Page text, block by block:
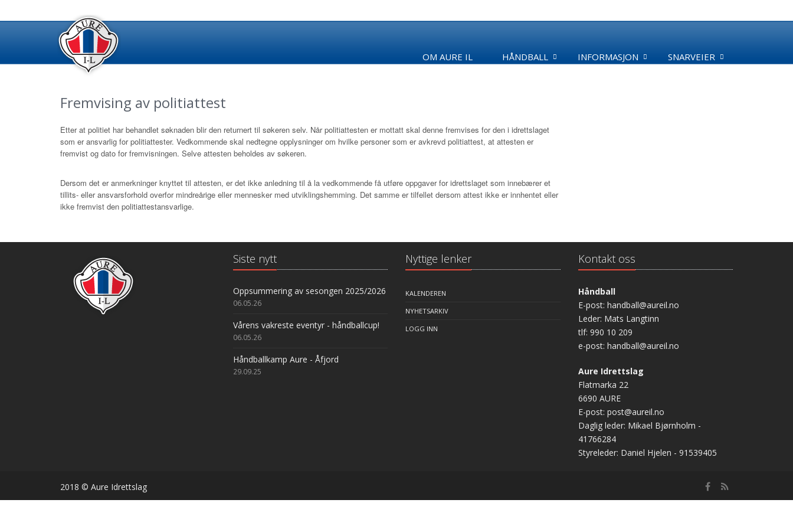
OM AURE IL HÅNDBALL INFORMASJON SNARVEIER
Fremvising av politiattest
Etter at politiet har behandlet søknaden blir den returnert til søkeren selv. Når politiattesten er mottatt skal denne fremvises for den i idrettslaget
som er ansvarlig for politiattester. Vedkommende skal nedtegne opplysninger om hvilke personer som er avkrevd politiattest, at attesten er
fremvist og dato for fremvisningen. Selve attesten beholdes av søkeren.
Dersom det er anmerkninger knyttet til attesten, er det ikke anledning til å la vedkommende få utføre oppgaver for idrettslaget som innebærer et
tillits- eller ansvarsforhold overfor mindreårige eller mennesker med utviklingshemming. Det samme er tilfellet dersom attest ikke er innhentet eller
ikke fremvist den politiattestansvarlige.
Siste nytt
Oppsummering av sesongen 2025/2026
06.05.26
Vårens vakreste eventyr - håndballcup!
06.05.26
Håndballkamp Aure - Åfjord
29.09.25
Nyttige lenker
KALENDEREN
NYHETSARKIV
LOGG INN
Kontakt oss
Håndball
E-post: handball@aureil.no
Leder: Mats Langtinn
tlf: 990 10 209
e-post: handball@aureil.no
Aure Idrettslag
Flatmarka 22
6690 AURE
E-post: post@aureil.no
Daglig leder: Mikael Bjørnholm -
41766284
Styreleder: Daniel Hjelen - 91539405
2018 © Aure Idrettslag